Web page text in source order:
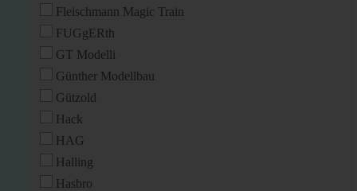
Fleischmann Magic Train
FUGgERth
GT Modelli
Günther Modellbau
Gützold
Hack
HAG
Halling
Hasbro